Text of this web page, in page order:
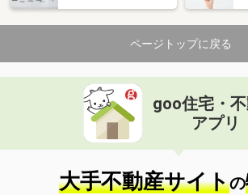
ページトップに戻る
goo住宅・
アプリ
大手不動産サイトの